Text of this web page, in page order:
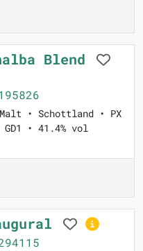
Blend
• Schottland • PX
• 41.4% vol